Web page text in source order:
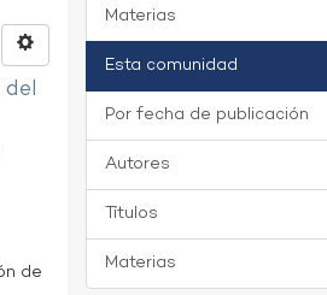
de
Materias
Esta comunidad
Por fecha de publicación
Autores
Títulos
Materias